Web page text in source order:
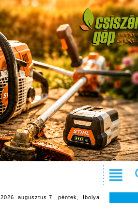
2026. augusztus 7., péntek, Ibolya